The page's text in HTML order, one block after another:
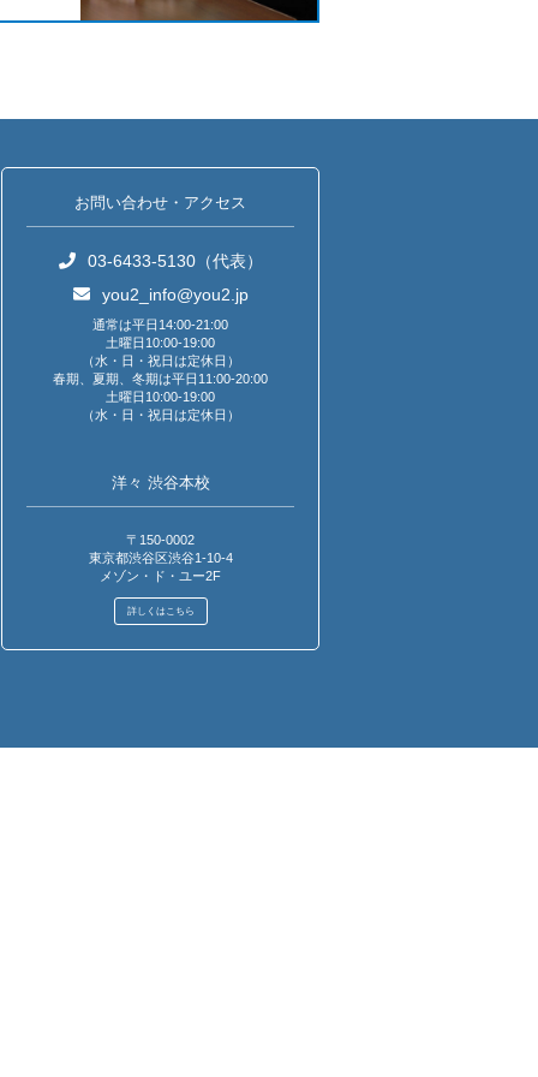
お問い合わせ・アクセス
03-6433-5130（代表）
you2_info@you2.jp
通常は平日14:00-21:00
土曜日10:00-19:00
（水・日・祝日は定休日）
春期、夏期、冬期は平日11:00-20:00
土曜日10:00-19:00
（水・日・祝日は定休日）
洋々 渋谷本校
〒150-0002
東京都渋谷区渋谷1-10-4
メゾン・ド・ユー2F
詳しくはこちら